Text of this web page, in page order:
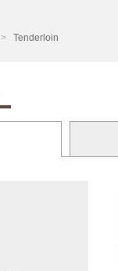
Tenderloin